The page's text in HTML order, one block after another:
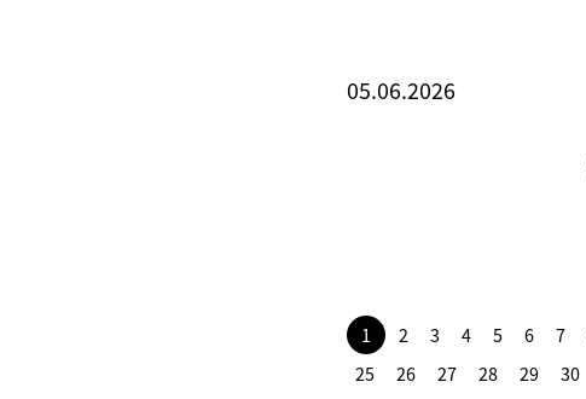
05.06.2026
1 2 3 4 5 6 7
25
26 27 28 29 30